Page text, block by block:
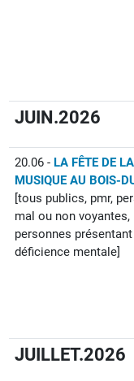
JUIN.2026
20.06 - LA FÊTE DE LA
MUSIQUE AU BOIS-
[tous publics, pmr,
mal ou non voyantes,
personnes
déficience mentale]
JUILLET.2026